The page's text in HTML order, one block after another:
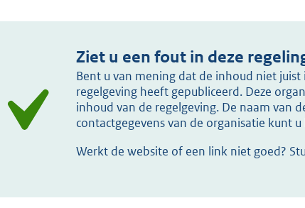
Ziet u een fout in deze
Bent u van mening dat de inhoud niet
regelgeving heeft gepubliceerd. Deze
inhoud van de regelgeving. De naam van
contactgegevens van de organisatie kunt
Werkt de website of een link niet goed?